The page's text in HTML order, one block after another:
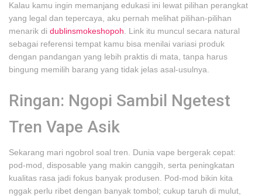
Kalau kamu ingin memanjang edukasi ini lewat pilihan perangkat
yang legal dan tepercaya, aku pernah melihat pilihan-pilihan
menarik di dublinsmokeshopoh . Link itu muncul secara natural
sebagai referensi tempat kamu bisa menilai variasi produk
dengan pandangan yang lebih praktis di mata, tanpa harus
bingung memilih barang yang tidak jelas asal-usulnya.
Ringan: Ngopi Sambil Ngetest
Tren Vape Asik
Sekarang mari ngobrol soal tren. Dunia vape bergerak cepat:
pod-mod, disposable yang makin canggih, serta peningkatan
kualitas rasa jadi fokus banyak produsen. Pod-mod bikin kita
nggak perlu ribet dengan banyak tombol; cukup taruh di mulut,